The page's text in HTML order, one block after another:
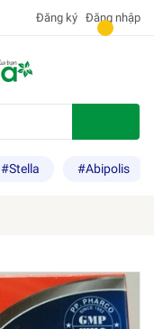
Đăng ký Đăng nhập
#Stella #Abipolis